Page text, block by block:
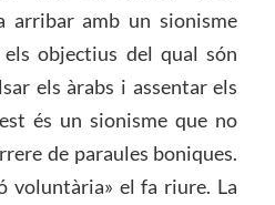
arribar amb un sionisme
objectius del qual són
els àrabs i assentar els
és un sionisme que no
de paraules boniques.
voluntària» el fa riure. La